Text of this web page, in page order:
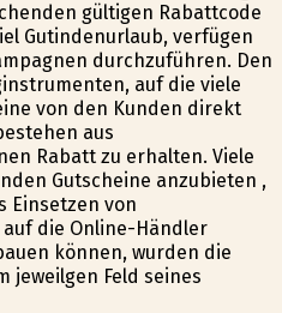
gültigen Rabattcode
Gutindenurlaub, verfügen
durchzuführen. Den
auf die viele
von den Kunden direkt
aus
Rabatt zu erhalten. Viele
Gutscheine anzubieten ,
Einsetzen von
die Online-Händler
können, wurden die
jeweilgen Feld seines